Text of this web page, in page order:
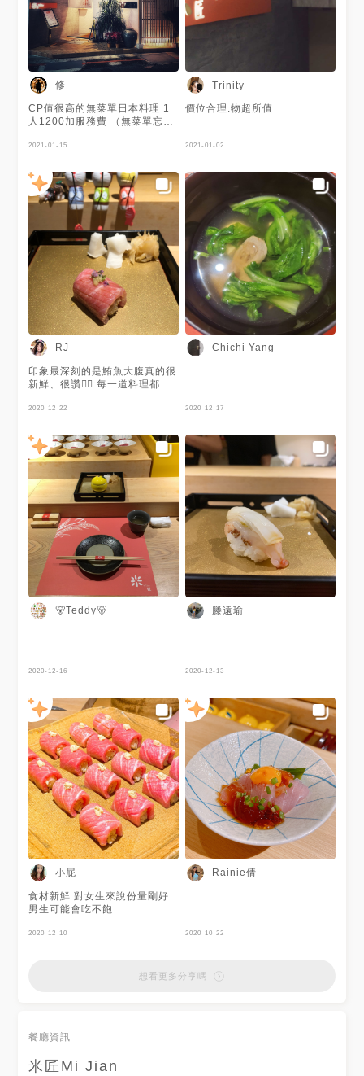
壽司#🍣#日式#創意料理
修
CP值很高的無菜單日本料理 1
人1200加服務費 （無菜單忘了
2021-01-15
Trinity
價位合理.物超所值
2021-01-02
RJ
印象最深刻的是鮪魚大腹真的很
新鮮、很讚👍🏻 每一道料理都很
剛好 可以點個柚子酒 也可以根
師和店員的態度很好，讓人有種
在家吃飯的自在感（雖然位置有
點少，都是吧檯位置所以跟其他
客人很近） 以這個價格吃到這
個質量的無菜單料理可算十分的
划算！ 之後一定會再回訪的一
家店❤️
2020-12-22
Chichi Yang
2020-12-17
🐻Teddy🐻
2020-12-16
滕遠瑜
2020-12-13
小屁
食材新鮮 對女生來說份量剛好
男生可能會吃不飽
2020-12-10
Rainie倩
2020-10-22
想看更多分享嗎
餐廳資訊
米匠Mi Jian